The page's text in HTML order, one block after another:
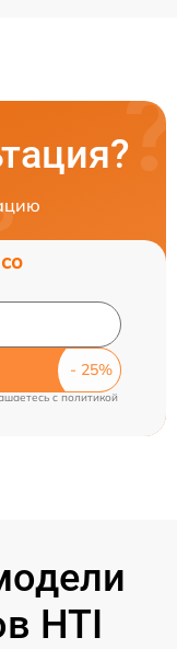
cполитикой
HTI